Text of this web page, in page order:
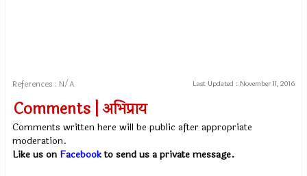
References : N/A Last Updated : November 11, 2016
Comments | अभिप्राय
Comments written here will be public after appropriate
moderation.
Like us on Facebookto send us a private message.